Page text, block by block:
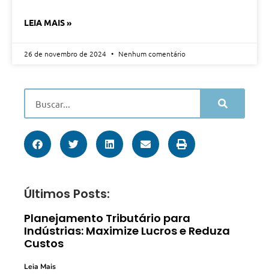
LEIA MAIS »
26 de novembro de 2024 Nenhum comentário
Últimos Posts:
Planejamento Tributário para
Indústrias: Maximize Lucros e Reduza
Custos
Leia Mais